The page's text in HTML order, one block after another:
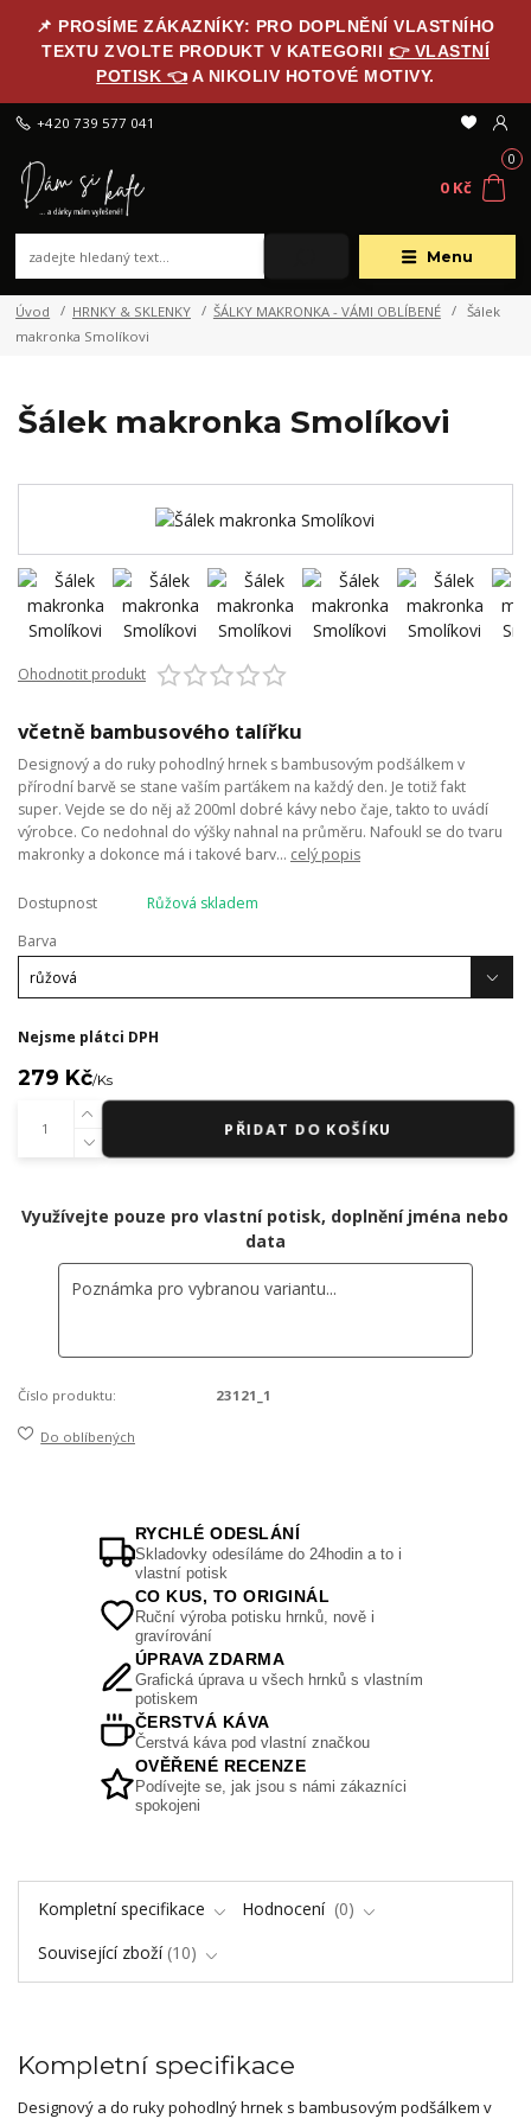
📌 PROSÍME ZÁKAZNÍKY: PRO DOPLNĚNÍ VLASTNÍHO
TEXTU ZVOLTE PRODUKT V KATEGORII 👉 VLASTNÍ
POTISK 👈 A NIKOLIV HOTOVÉ MOTIVY.
Menu
+420 739 577 041
0
0 Kč
Úvod HRNKY & SKLENKY ŠÁLKY MAKRONKA - VÁMI OBLÍBENÉ
Šálek
makronka Smolíkovi
Šálek makronka Smolíkovi
Ohodnotit produkt
včetně bambusového talířku
Designový a do ruky pohodlný hrnek s bambusovým podšálkem v
přírodní barvě se stane vaším parťákem na každý den. Je totiž fakt
super. Vejde se do něj až 200ml dobré kávy nebo čaje, takto to uvádí
výrobce. Co nedohnal do výšky nahnal na průměru. Nafoukl se do tvaru
makronky a dokonce má i takové barv... celý popis
Dostupnost
Růžová skladem
Barva
Nejsme plátci DPH
279 Kč/Ks
PŘIDAT DO KOŠÍKU
Využívejte pouze pro vlastní potisk, doplnění jména nebo
data
Číslo produktu: 23121_1
Do oblíbených
RYCHLÉ ODESLÁNÍ
Skladovky odesíláme do 24hodin a to i
vlastní potisk
CO KUS, TO ORIGINÁL
Ruční výroba potisku hrnků, nově i
gravírování
ÚPRAVA ZDARMA
Grafická úprava u všech hrnků s vlastním
potiskem
ČERSTVÁ KÁVA
Čerstvá káva pod vlastní značkou
OVĚŘENÉ RECENZE
Podívejte se, jak jsou s námi zákazníci
spokojeni
Kompletní specifikace Hodnocení
0
Související zboží 10
Kompletní specifikace
Designový a do ruky pohodlný hrnek s bambusovým podšálkem v